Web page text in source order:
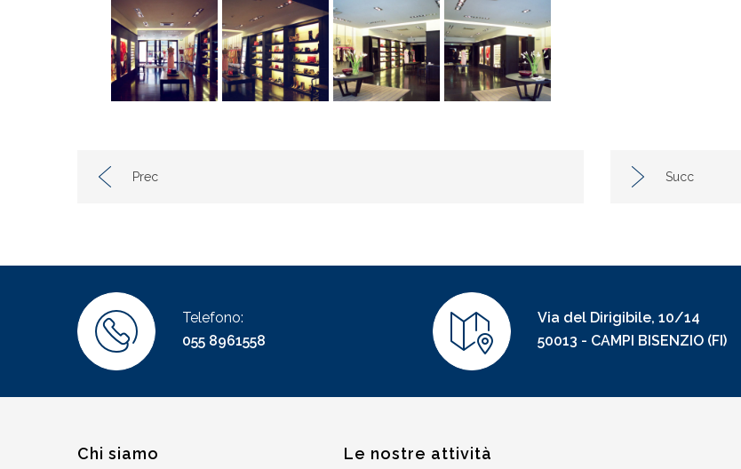
Prec Succ
Telefono:
055 8961558
Via del Dirigibile, 10/14
50013 - CAMPI BISENZIO (FI)
Chi siamo Le nostre attività